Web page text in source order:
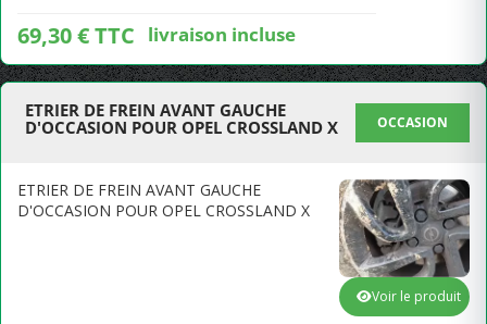
69,30 € TTC livraison incluse
ETRIER DE FREIN AVANT GAUCHE
D'OCCASION POUR OPEL CROSSLAND X
OCCASION
ETRIER DE FREIN AVANT GAUCHE
D'OCCASION POUR OPEL CROSSLAND X
Voir le produit